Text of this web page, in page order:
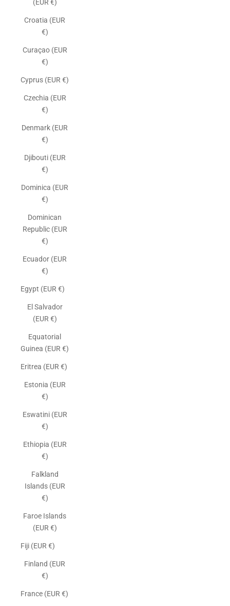
(EUR €)
Croatia (EUR
€)
Curaçao (EUR
€)
Cyprus (EUR €)
Czechia (EUR
€)
Denmark (EUR
€)
Djibouti (EUR
€)
Dominica (EUR
€)
Dominican
Republic (EUR
€)
Ecuador (EUR
€)
Egypt (EUR €)
El Salvador
(EUR €)
Equatorial
Guinea (EUR €)
Eritrea (EUR €)
Estonia (EUR
€)
Eswatini (EUR
€)
Ethiopia (EUR
€)
Falkland
Islands (EUR
€)
Faroe Islands
(EUR €)
Fiji (EUR €)
Finland (EUR
€)
France (EUR €)